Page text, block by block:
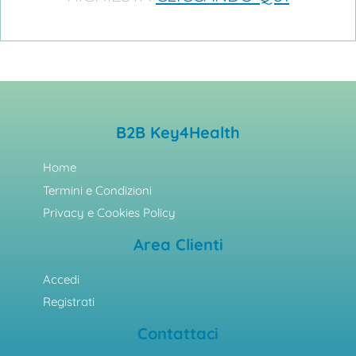
B2B Key4Health
Home
Termini e Condizioni
Privacy e Cookies Policy
Area Clienti
Accedi
Registrati
Contattaci